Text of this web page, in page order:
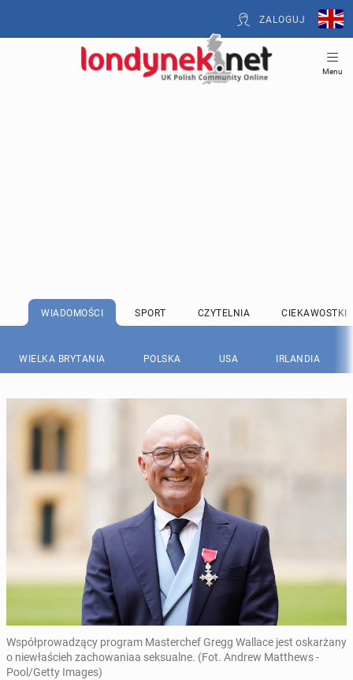
ZALOGUJ
Menu
WIADOMOŚCI SPORT CZYTELNIA CIEKAWOSTKI
WIELKA BRYTANIA POLSKA USA IRLANDIA
Współprowadzący program Masterchef Gregg Wallace jest oskarżany
o niewłaścieh zachowaniaa seksualne. (Fot. Andrew Matthews -
Pool/Getty Images)